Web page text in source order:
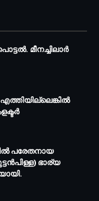
മീനച്ചിലാര്‍
പരേതനായ
ഭാര്യ